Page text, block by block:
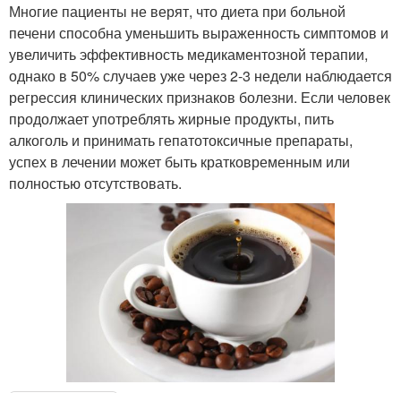
Многие пациенты не верят, что диета при больной
печени способна уменьшить выраженность симптомов и
увеличить эффективность медикаментозной терапии,
однако в 50% случаев уже через 2-3 недели наблюдается
регрессия клинических признаков болезни. Если человек
продолжает употреблять жирные продукты, пить
алкоголь и принимать гепатотоксичные препараты,
успех в лечении может быть кратковременным или
полностью отсутствовать.